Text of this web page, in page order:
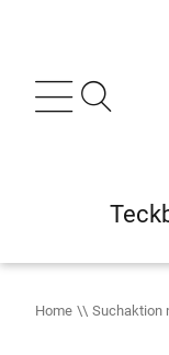
Home Suchaktion